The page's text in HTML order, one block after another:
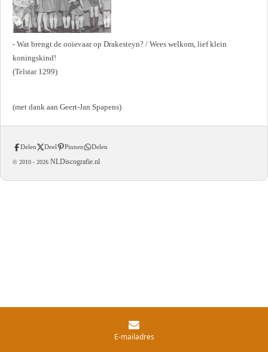
- Wat brengt de ooievaar op Drakesteyn? / Wees welkom, lief klein
koningskind!
(Telstar 1299)
(met dank aan Geert-Jan Spapens)
Delen Deel Pinnen Delen
© 2010 - 2026 NLDiscografie.nl
E-mailadres